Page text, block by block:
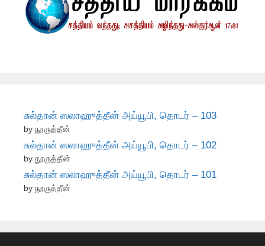
சுல்தான் ஸலாஹுத்தீன் அய்யூபி, தொடர் – 103
by நூருத்தீன்
சுல்தான் ஸலாஹுத்தீன் அய்யூபி, தொடர் – 102
by நூருத்தீன்
சுல்தான் ஸலாஹுத்தீன் அய்யூபி, தொடர் – 101
by நூருத்தீன்